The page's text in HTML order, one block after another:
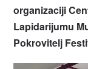
organizaciji
Lapidarijumu
Pokrovitelj